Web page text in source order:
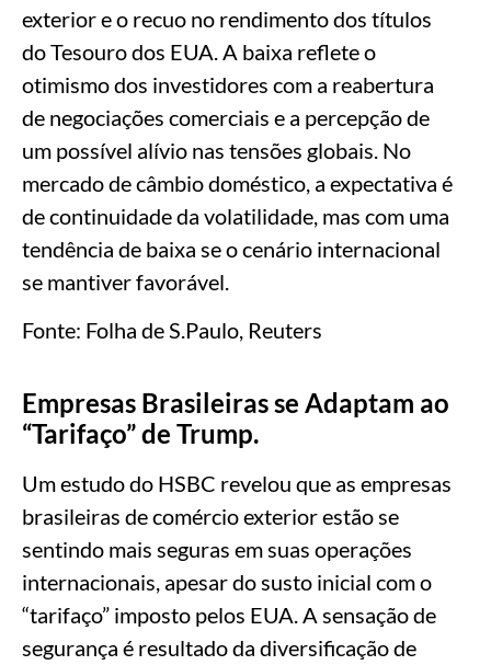
exterior e o recuo no rendimento dos títulos
do Tesouro dos EUA. A baixa reflete o
otimismo dos investidores com a reabertura
de negociações comerciais e a percepção de
um possível alívio nas tensões globais. No
mercado de câmbio doméstico, a expectativa é
de continuidade da volatilidade, mas com uma
tendência de baixa se o cenário internacional
se mantiver favorável.
Fonte: Folha de S.Paulo, Reuters
Empresas Brasileiras se Adaptam ao
“Tarifaço” de Trump.
Um estudo do HSBC revelou que as empresas
brasileiras de comércio exterior estão se
sentindo mais seguras em suas operações
internacionais, apesar do susto inicial com o
“tarifaço” imposto pelos EUA. A sensação de
segurança é resultado da diversificação de